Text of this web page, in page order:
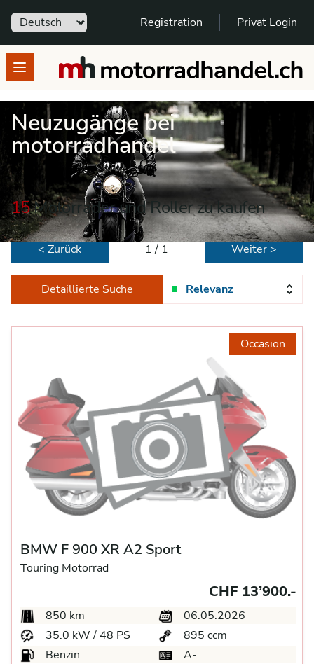
Sprache Registration Privat Login
Open menumotorradhandel.ch
Neuzugänge bei
motorradhandel
15Motorräder und Roller zu kaufen
< Zurück 1 / 1 Weiter >
Detaillierte Suche Relevanz
Occasion
BMW F 900 XR A2 Sport
Touring Motorrad
CHF 13’900.-
850 km
06.05.2026
35.0 kW / 48 PS
895 ccm
Benzin
A-